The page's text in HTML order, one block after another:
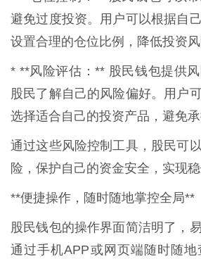
避免过度投资。用户可以根据自
设置合理的仓位比例，降低投资风
* **风险评估：** 股民钱包提供
股民了解自己的风险偏好。用户
选择适合自己的投资产品，避免承
通过这些风险控制工具，股民可
险，保护自己的资金安全，实现稳
**便捷操作，随时随地掌控全局**
股民钱包的操作界面简洁明了，
通过手机APP或网页端随时随